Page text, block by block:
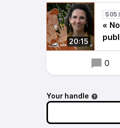
Un entretien
20:15
«
0
Your handle